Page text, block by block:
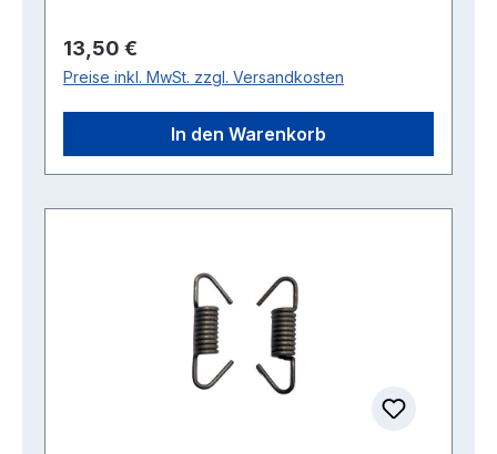
Regulärer Preis:
13,50 €
Preise inkl. MwSt. zzgl. Versandkosten
In den Warenkorb